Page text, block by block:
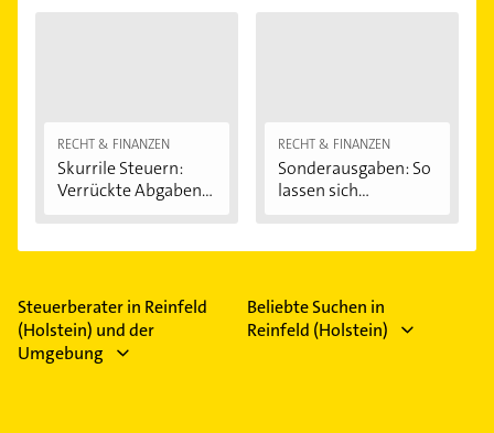
RECHT & FINANZEN
Skurrile Steuern:
Verrückte Abgaben...
RECHT & FINANZEN
Sonderausgaben: So
lassen sich...
Steuerberater in Reinfeld
(Holstein) und der
Umgebung
Beliebte Suchen in
Reinfeld (Holstein)